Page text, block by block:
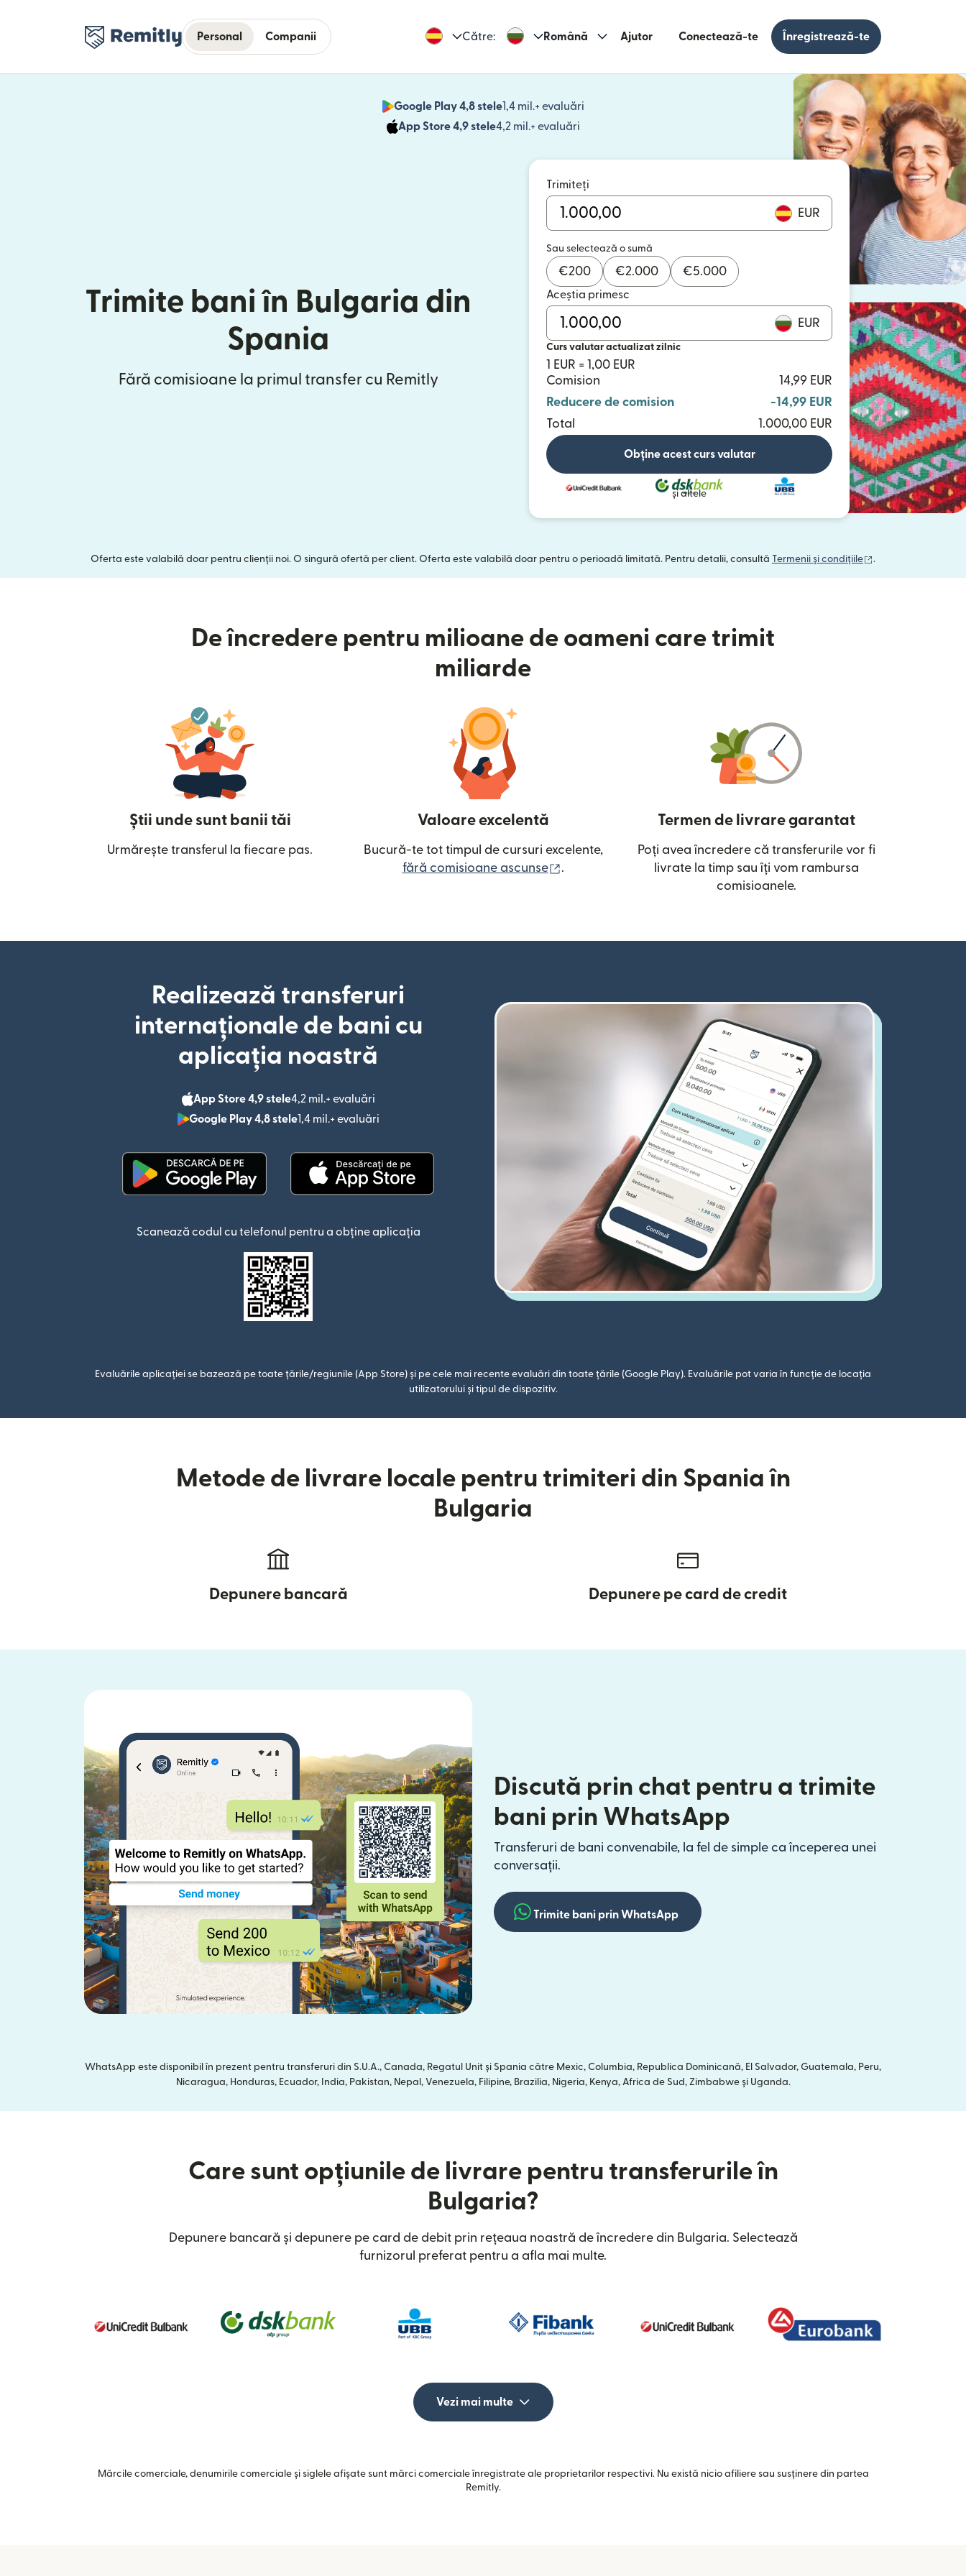
Personal Companii Către: Română Ajutor Conectează-te Înregistrează-te
Google Play 4,8 stele1,4 mil.+ evaluări
(se deschide într-o fereastră nouă)
App Store 4,9 stele4,2 mil.+ evaluări
(se deschide într-o fereastră nouă)
Trimite bani în Bulgaria din
Spania
Fără comisioane la primul transfer cu Remitly
Trimiteți
EUR
Sau selectează o sumă
€200 €2.000 €5.000
Aceștia primesc
EUR
Curs valutar actualizat zilnic
1 EUR = 1,00 EUR
Comision
14,99 EUR
Reducere de comision
-14,99 EUR
Total
1.000,00 EUR
Obține acest curs valutar
și altele
Oferta este valabilă doar pentru clienții noi. O singură ofertă per client. Oferta este valabilă doar pentru o perioadă limitată. Pentru detalii, consultă Termenii și condițiile (se deschide într-o
.
De încredere pentru milioane de oameni care trimit
miliarde
Știi unde sunt banii tăi
Urmărește transferul la fiecare pas.
Valoare excelentă
Bucură-te tot timpul de cursuri excelente,
fără comisioane ascunse
(se deschide într-o fereastră nouă)
.
Termen de livrare garantat
Poți avea încredere că transferurile vor fi
livrate la timp sau îți vom rambursa
comisioanele.
Realizează transferuri
internaționale de bani cu
aplicația noastră
App Store 4,9 stele4,2 mil.+ evaluări
(se deschide într-o fereastră nouă)
Google Play 4,8 stele1,4 mil.+ evaluări
(se deschide într-o fereastră nouă)
Scanează codul cu telefonul pentru a obține aplicația
Evaluările aplicației se bazează pe toate țările/regiunile (App Store) și pe cele mai recente evaluări din toate țările (Google Play). Evaluările pot varia în funcție de locația
utilizatorului și tipul de dispozitiv.
Metode de livrare locale pentru trimiteri din Spania în
Bulgaria
Depunere bancară Depunere pe card de credit
Discută prin chat pentru a trimite
bani prin WhatsApp
Transferuri de bani convenabile, la fel de simple ca începerea unei
conversații.
Trimite bani prin WhatsApp
WhatsApp este disponibil în prezent pentru transferuri din S.U.A., Canada, Regatul Unit și Spania către Mexic, Columbia, Republica Dominicană, El Salvador, Guatemala, Peru,
Nicaragua, Honduras, Ecuador, India, Pakistan, Nepal, Venezuela, Filipine, Brazilia, Nigeria, Kenya, Africa de Sud, Zimbabwe și Uganda.
Care sunt opțiunile de livrare pentru transferurile în
Bulgaria?
Depunere bancară și depunere pe card de debit prin rețeaua noastră de încredere din Bulgaria. Selectează
furnizorul preferat pentru a afla mai multe.
Vezi mai multe
Mărcile comerciale, denumirile comerciale și siglele afișate sunt mărci comerciale înregistrate ale proprietarilor respectivi. Nu există nicio afiliere sau susținere din partea
Remitly.